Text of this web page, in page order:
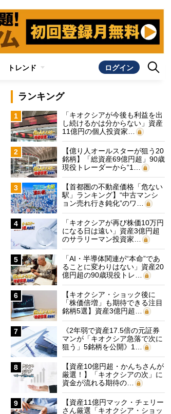
トレンド ログイン
ランキング
1
「キオクシアが今後も利益を出
し続けるかは分からない」資産
11億円の個人投資家…
2
【億り人オールスターが狙う20
銘柄】「総資産69億円超」90歳
現役トレーダーから“1…
3
【首都圏の不動産価格「危ない
駅」ランキング】“中古マンシ
ョン売れ行き鈍化”のワ…
4
「キオクシアが再び株価10万円
になる日は遠い」資産3億円超
のサラリーマン投資家…
5
「AI・半導体関連が“本命”であ
ることに変わりはない」資産20
億円超の90歳現役トレ…
6
【キオクシア・ショック後に
「株価倍増」も期待できる注目
銘柄5選】資産3億円超…
7
《2年弱で資産17.5倍の元証券
マンが「キオクシア急落で次に
狙う」5銘柄を公開》1…
8
【資産10億円超・かんちさんが
厳選！】「キオクシアの次」に
資金が流れる期待の…
9
【資産11億円マック・チェリー
さん厳選「キオクシア・ショッ